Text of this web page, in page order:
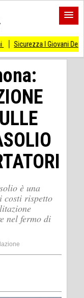
Giovani Democratici
è una
costi rispetto
nel fermo di